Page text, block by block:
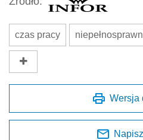
czas pracy
Wersja